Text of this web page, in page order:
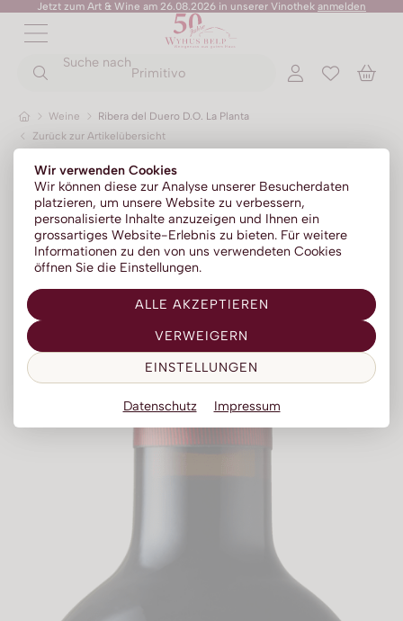
Wir verwenden Cookies
Wir können diese zur Analyse unserer Besucherdaten
platzieren, um unsere Website zu verbessern,
personalisierte Inhalte anzuzeigen und Ihnen ein
grossartiges Website-Erlebnis zu bieten. Für weitere
Informationen zu den von uns verwendeten Cookies
öffnen Sie die Einstellungen.
ALLE AKZEPTIEREN
VERWEIGERN
EINSTELLUNGEN
Datenschutz Impressum
Jetzt zum Art & Wine am 26.08.2026 in unserer Vinothek anmelden
Suche nach
Primitivo
Weine
Ribera del Duero D.O. La Planta
Zurück zur Artikelübersicht
ZURÜCK
Champagner
Prosecco
Franciacorta
Sparkling
Méthode traditionelle
ZURÜCK
Portwein
Absinth
Aperitif | Bitter
Calvados
Cognac | Armagnac
Gin
Grappa | Tresterbrand
Likör
Obstbrand
ZURÜCK
No Alc - Sparkling
No Alc - Stillwein
No Alc - Aperitif
No Alc - RTD Mixgetränke
Low Alc - Sparkling
Low Alc - Stillwein
ZURÜCK
Sommer-Sale
ZURÜCK
Senza Parole
Kylie Minogue Wines
Elton John Zero
AZZERIO
Tosone
Mavrio
Silentium